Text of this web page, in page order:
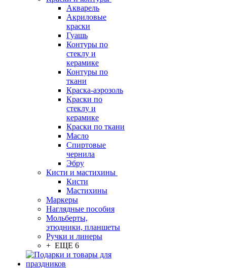
Акварель
Акриловые
краски
Гуашь
Контуры по
стеклу и
керамике
Контуры по
ткани
Краска-аэрозоль
Краски по
стеклу и
керамике
Краски по ткани
Масло
Спиртовые
чернила
Эбру
Кисти и мастихины
Кисти
Мастихины
Маркеры
Наглядные пособия
Мольберты,
этюдники, планшеты
Ручки и линеры
+ ЕЩЕ 6